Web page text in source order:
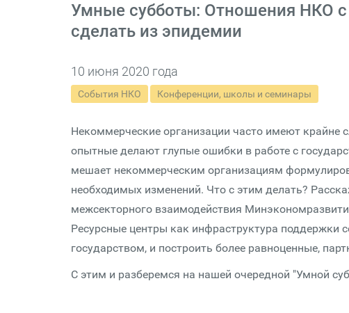
Умные субботы: Отношения НКО
сделать из эпидемии
10 июня 2020 года
События НКО Конференции, школы и семинары
Некоммерческие организации часто имеют
опытные делают глупые ошибки в работе с
мешает некоммерческим организациям
необходимых изменений. Что с этим делать?
межсекторного взаимодействия
Ресурсные центры как инфраструктура поддержки
государством, и построить более равноценные,
С этим и разберемся на нашей очередной "Умной